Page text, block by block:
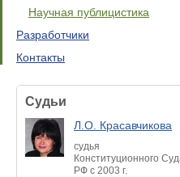
Научная публицистика
Разработчики
Контакты
Судьи
Л.О. Красавчикова
судья
Конституционного
РФ с 2003 г.